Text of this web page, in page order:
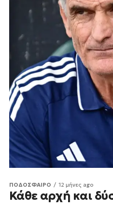
ΠΟΔΟΣΦΑΙΡΟ 12 μήνες ago
Κάθε αρχή και